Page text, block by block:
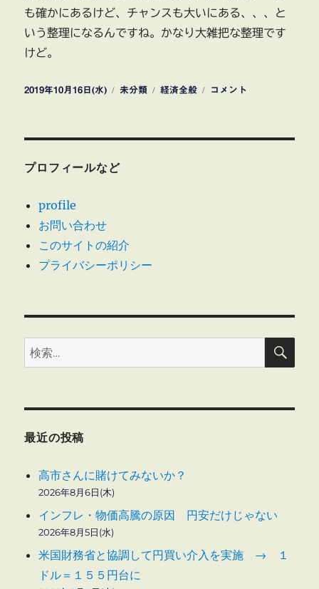
も確かにあるけど、チャンスも大いにある、、、と
いう整理になるんですね。かなり大雑把な整理です
けど。
投
2019年10月16日(水)
カ
未分類
タ
経済全般
脱
の
コメント
プロフィールなど
profile
お問い合わせ
このサイトの紹介
プライバシーポリシー
検
索:
検
最近の投稿
高市さんに賭けてみないか？
2026年8月6日(木)
インフレ・物価高騰の原因 円安だけじゃない
2026年8月5日(水)
米国財務省と協調して円買い介入を実施 → １
ドル＝１５５円台に